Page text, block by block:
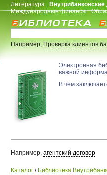
Литература
Международные финансы
Например,Проверка клиентов
Электронная
важной
В чем
Например, агентский договор
Каталог / Библиотека